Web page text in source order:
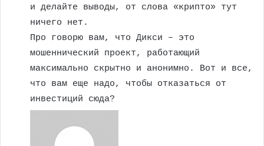
и делайте выводы, от слова «крипто» тут
ничего нет.
Про говорю вам, что Дикси – это
мошеннический проект, работающий
максимально скрытно и анонимно. Вот и все,
что вам еще надо, чтобы отказаться от
инвестиций сюда?